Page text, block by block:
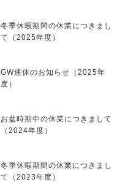
冬季休暇期間の休業につきまし
て（2025年度）
GW連休のお知らせ（2025年
度）
お盆時期中の休業につきまして
（2024年度）
冬季休暇期間の休業につきまし
て（2023年度）